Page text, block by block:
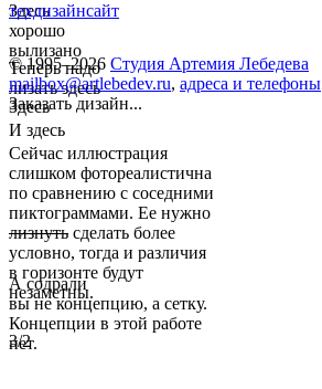
Здесь
хорошо
вылизано
Теперь надо
лизать здесь
Здесь
И здесь
Сейчас иллюстрация
слишком фотореалистична
по сравнению с соседними
пиктограммами. Ее нужно
лизнуть сделать более
условно, тогда и различия
в горизонте будут
незаметны.
А содрали
вы не концепцию, а сетку.
Концепции в этой работе
нет.
3/2
техдизайнсайт
© 1995–2026 Студия Артемия Лебедева
mailbox@artlebedev.ru, адреса и телефоны
Заказать дизайн...